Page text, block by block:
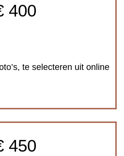
400
te selecteren uit online
450